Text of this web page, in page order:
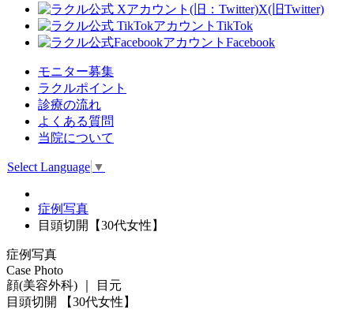
X(旧Twitter)
TikTok
Facebook
モニター募集
ラクルポイント
診療の流れ
よくある質問
当院について
Select Language ▼
症例写真
目頭切開【30代女性】
症例写真
Case Photo
顔(美容外科) ｜ 目元
目頭切開
【30代女性】